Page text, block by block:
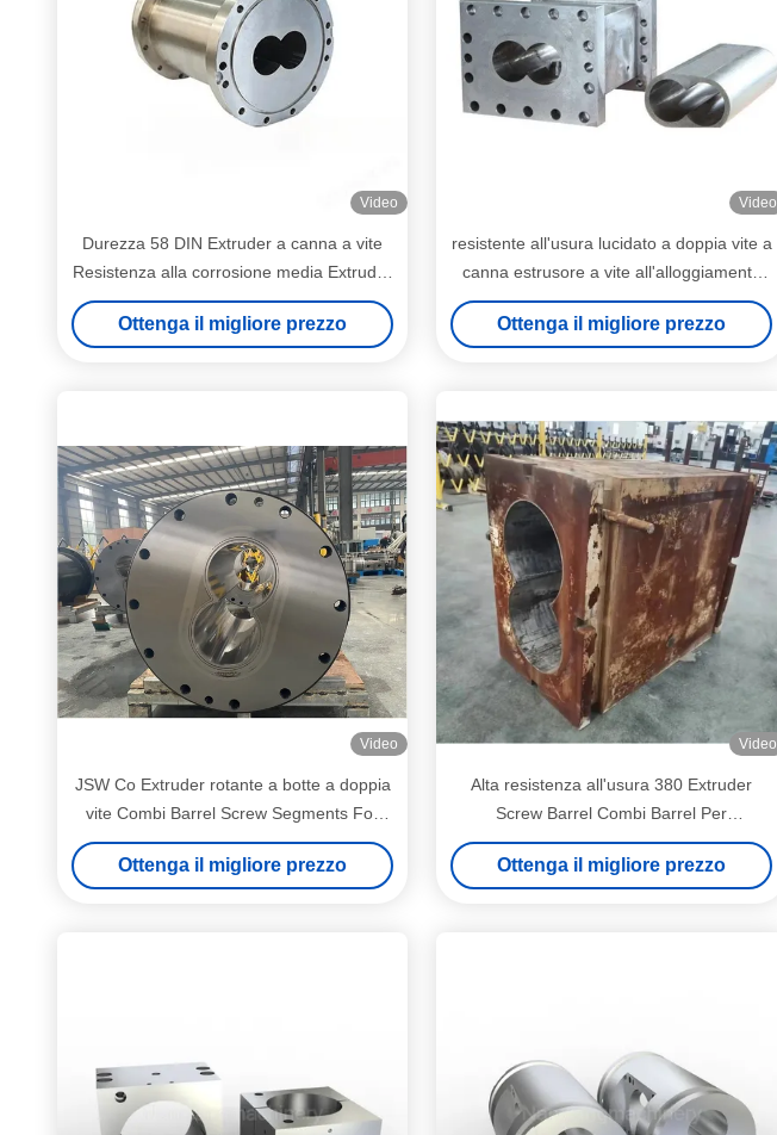
Video
Durezza 58 DIN Extruder a canna a vite
Resistenza alla corrosione media Extruder
chiuso
Ottenga il migliore prezzo
Video
resistente all'usura lucidato a doppia vite a
canna estrusore a vite all'alloggiamento
sabbiato superficie nitrida
Ottenga il migliore prezzo
Video
JSW Co Extruder rotante a botte a doppia
vite Combi Barrel Screw Segments For
PPE Products
Ottenga il migliore prezzo
Video
Alta resistenza all'usura 380 Extruder
Screw Barrel Combi Barrel Per
Petrochimico
Ottenga il migliore prezzo